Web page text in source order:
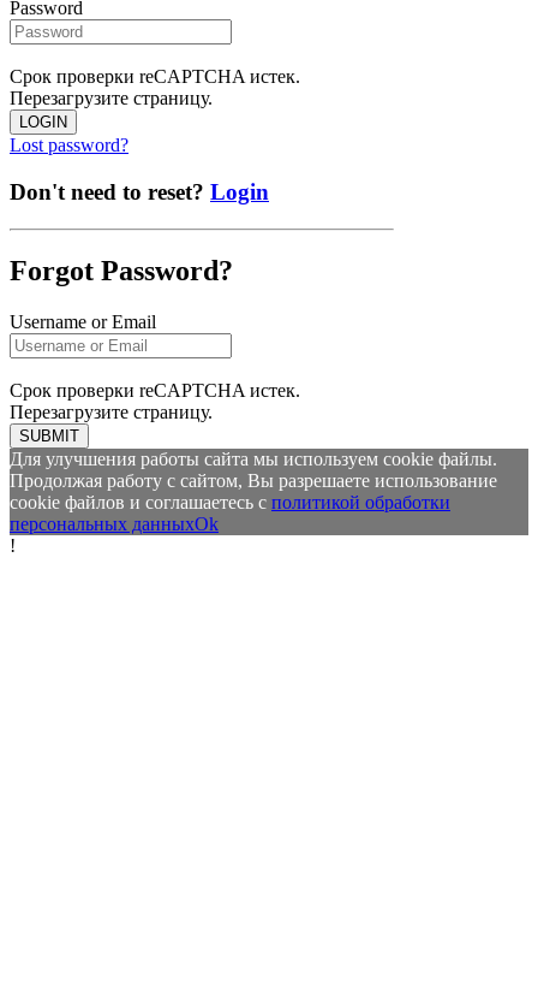
Password
Срок проверки reCAPTCHA истек.
Перезагрузите страницу.
LOGIN
Lost password?
Don't need to reset? Login
Forgot Password?
Username or Email
Срок проверки reCAPTCHA истек.
Перезагрузите страницу.
SUBMIT
Для улучшения работы сайта мы используем cookie файлы.
Продолжая работу с сайтом, Вы разрешаете использование
cookie файлов и соглашаетесь с политикой обработки
персональных данныхOk
!